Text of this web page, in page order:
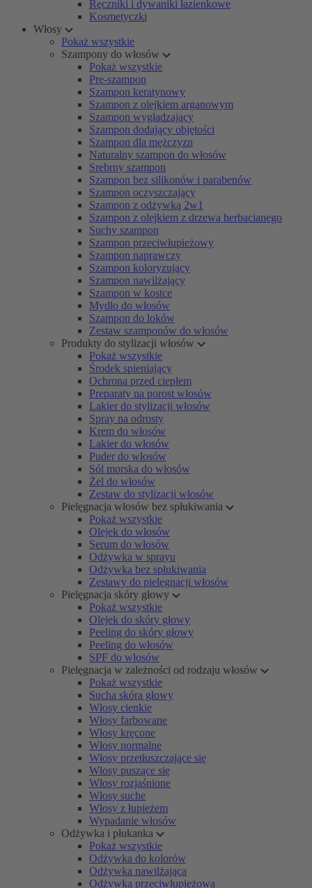
Ręczniki i dywaniki łazienkowe
Kosmetyczki
Włosy
Pokaż wszystkie
Szampony do włosów
Pokaż wszystkie
Pre-szampon
Szampon keratynowy
Szampon z olejkiem arganowym
Szampon wygładzający
Szampon dodający objętości
Szampon dla mężczyzn
Naturalny szampon do włosów
Srebrny szampon
Szampon bez silikonów i parabenów
Szampon oczyszczający
Szampon z odżywką 2w1
Szampon z olejkiem z drzewa herbacianego
Suchy szampon
Szampon przeciwłupieżowy
Szampon naprawczy
Szampon koloryzujący
Szampon nawilżający
Szampon w kostce
Mydło do włosów
Szampon do loków
Zestaw szamponów do włosów
Produkty do stylizacji włosów
Pokaż wszystkie
Środek spieniający
Ochrona przed ciepłem
Preparaty na porost włosów
Lakier do stylizacji włosów
Spray na odrosty
Krem do włosów
Lakier do włosów
Puder do włosów
Sól morska do włosów
Żel do włosów
Zestaw do stylizacji włosów
Pielęgnacja włosów bez spłukiwania
Pokaż wszystkie
Olejek do włosów
Serum do włosów
Odżywka w sprayu
Odżywka bez spłukiwania
Zestawy do pielęgnacji włosów
Pielęgnacja skóry głowy
Pokaż wszystkie
Olejek do skóry głowy
Peeling do skóry głowy
Peeling do włosów
SPF do włosów
Pielęgnacja w zależności od rodzaju włosów
Pokaż wszystkie
Sucha skóra głowy
Włosy cienkie
Włosy farbowane
Włosy kręcone
Włosy normalne
Włosy przetłuszczające się
Włosy puszące się
Włosy rozjaśnione
Włosy suche
Włosy z łupieżem
Wypadanie włosów
Odżywka i płukanka
Pokaż wszystkie
Odżywka do kolorów
Odżywka nawilżająca
Odżywka przeciwłupieżowa